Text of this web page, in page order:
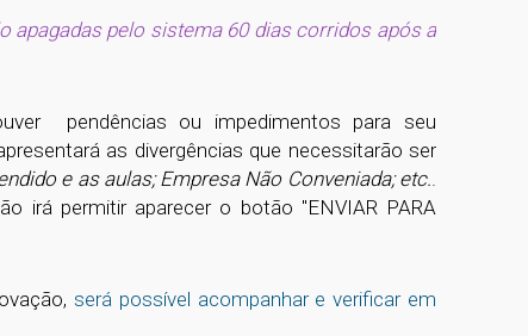
apagadas pelo sistema 60 dias corridos após a
pendências ou impedimentos para seu
as divergências que necessitarão ser
e as aulas; Empresa Não Conveniada; etc.
irá permitir aparecer o botão "ENVIAR PARA
será possível acompanhar e verificar em